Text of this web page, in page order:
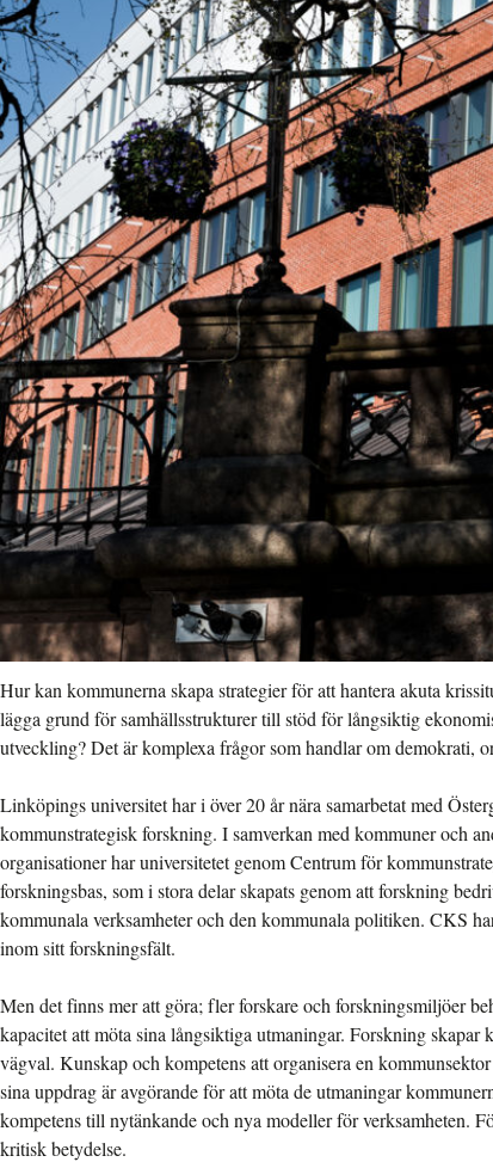
Hur kan kommunerna skapa strategier för att hantera akuta
lägga grund för samhällsstrukturer till stöd för långsiktig
utveckling? Det är komplexa frågor som handlar om demokrati,
Linköpings universitet har i över 20 år nära samarbetat med
kommunstrategisk forskning. I samverkan med kommuner och
organisationer har universitetet genom Centrum för
forskningsbas, som i stora delar skapats genom att forskning
kommunala verksamheter och den kommunala politiken. CKS
inom sitt forskningsfält.
Men det finns mer att göra; fler forskare och forskningsmiljöer
kapacitet att möta sina långsiktiga utmaningar. Forskning skapar
vägval. Kunskap och kompetens att organisera en
sina uppdrag är avgörande för att möta de utmaningar
kompetens till nytänkande och nya modeller för verksamheten.
kritisk betydelse.